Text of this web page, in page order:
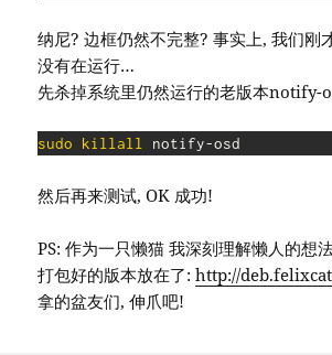
纳尼? 边框仍然不完整? 事实上, 我们刚
没有在运行…
先杀掉系统里仍然运行的老版本notify-
sudo killall notify-osd
然后再来测试, OK 成功!
PS: 作为一只懒猫 我深刻理解懒人的想
打包好的版本放在了:http://
拿的盆友们, 伸爪吧!